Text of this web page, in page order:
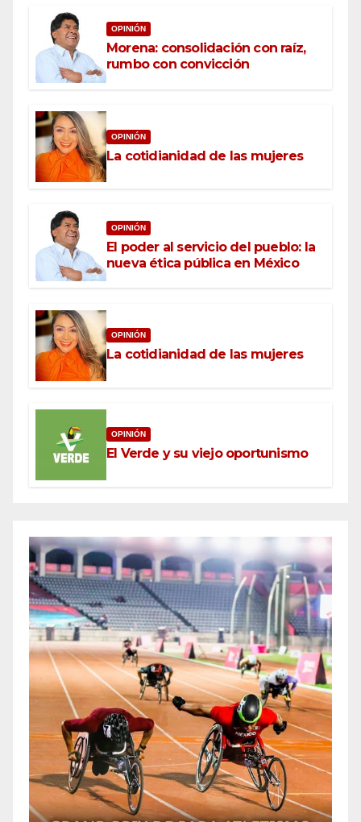
OPINIÓN
Morena: consolidación con raíz,
rumbo con convicción
OPINIÓN
La cotidianidad de las mujeres
OPINIÓN
El poder al servicio del pueblo: la
nueva ética pública en México
OPINIÓN
La cotidianidad de las mujeres
OPINIÓN
El Verde y su viejo oportunismo